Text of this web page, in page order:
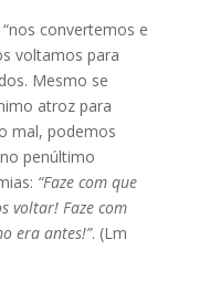
convertemos e
voltamos para
Mesmo se
atroz para
mal, podemos
penúltimo
“Faze com que
voltar! Faze com
era antes!”. (Lm